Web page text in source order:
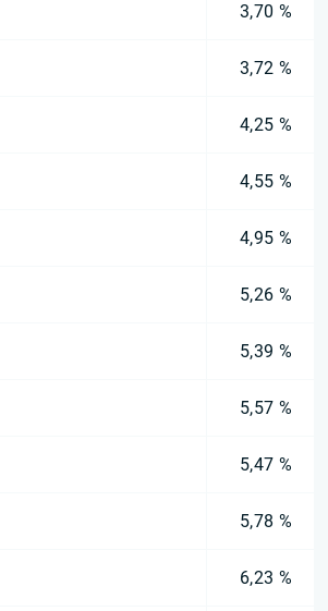
3,70 %
3,72 %
4,25 %
4,55 %
4,95 %
5,26 %
5,39 %
5,57 %
5,47 %
5,78 %
6,23 %